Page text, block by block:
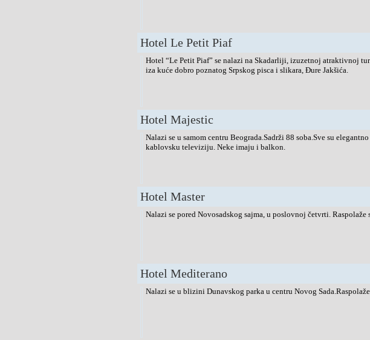
Hotel Le Petit Piaf
Hotel “Le Petit Piaf” se nalazi na Skadarliji, izuzetnoj atraktivnoj
iza kuće dobro poznatog Srpskog pisca i slikara, Đure Jakšića.
Hotel Majestic
Nalazi se u samom centru Beograda.Sadrži 88 soba.Sve su
kablovsku televiziju. Neke imaju i balkon.
Hotel Master
Nalazi se pored Novosadskog sajma, u poslovnoj četvrti. Raspolaže
Hotel Mediterano
Nalazi se u blizini Dunavskog parka u centru Novog